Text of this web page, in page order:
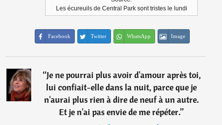
Les écureuils de Central Park sont tristes le lundi
Facebook Twitter WhatsApp Image
“Je ne pourrai plus avoir d'amour après toi,
lui confiait-elle dans la nuit, parce que je
n'aurai plus rien à dire de neuf à un autre.
Et je n'ai pas envie de me répéter.”